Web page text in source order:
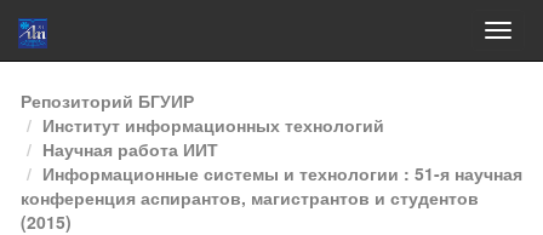
Skip
navigation
Репозиторий БГУИР
Институт информационных технологий
Научная работа ИИТ
Информационные системы и технологии : 51-я научная
конференция аспирантов, магистрантов и студентов
(2015)